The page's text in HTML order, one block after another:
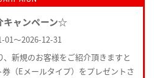
ャンペーン☆
01～2026-12-31
、新規のお客様をご紹介頂きますと
（Eメールタイプ）をプレゼントさ